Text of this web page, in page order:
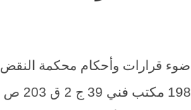
قرارات وأحكام محكمة النقض
المصرية . الطعن 5601 لسنة 58 ق جلسة 20/ 12/ 1988 مكتب فني 39 ج 2 ق 203 ص